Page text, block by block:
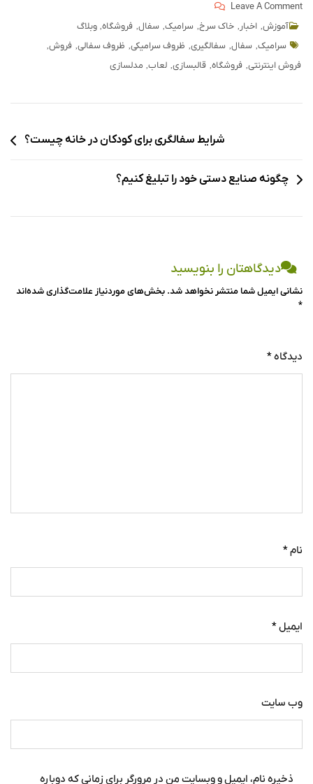
Leave A Comment
آموزش اخبار خاک سرخ سرامیک سفال فروشگاه وبلاگ
سرامیک سفال سفالگیری ظروف سرامیکی ظروف سفالی فروش
فروش اینترنتی فروشگاه قالبسازی لعاب مدلسازی
شرایط سفالگری برای کودکان در خانه چیست؟
چگونه صنایع دستی خود را تبلیغ کنیم؟
دیدگاهتان را بنویسید
نشانی ایمیل شما منتشر نخواهد شد. بخش‌های موردنیاز علامت‌گذاری شده‌اند
*
دیدگاه*
نام*
ایمیل*
وب‌ سایت
ذخیره نام، ایمیل و وبسایت من در مرورگر برای زمانی که دوباره